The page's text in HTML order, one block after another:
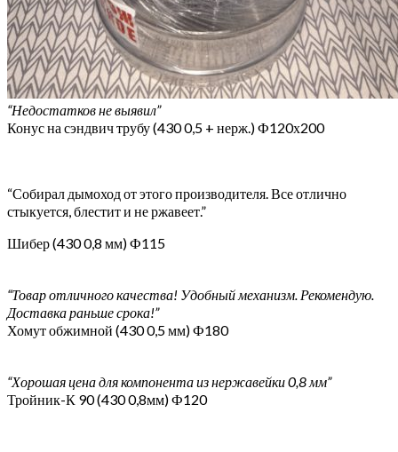
“Недостатков не выявил”
Конус на сэндвич трубу (430 0,5 + нерж.) Ф120х200
“Собирал дымоход от этого производителя. Все отлично
стыкуется, блестит и не ржавеет.”
Шибер (430 0,8 мм) Ф115
“Товар отличного качества! Удобный механизм. Рекомендую.
Доставка раньше срока!”
Хомут обжимной (430 0,5 мм) Ф180
“Хорошая цена для компонента из нержавейки 0,8 мм”
Тройник-К 90 (430 0,8мм) Ф120